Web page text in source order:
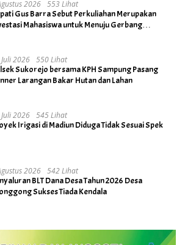
2026 553 Lihat
Gus Barra Sebut Perkuliahan Merupakan
Mahasiswa untuk Menuju Gerbang
2026 550 Lihat
Sukorejo bersama KPH Sampung Pasang
Larangan Bakar Hutan dan Lahan
2026 545 Lihat
Irigasi di Madiun Diduga Tidak Sesuai Spek
2026 542 Lihat
BLT Dana Desa Tahun 2026 Desa
Sukses Tiada Kendala